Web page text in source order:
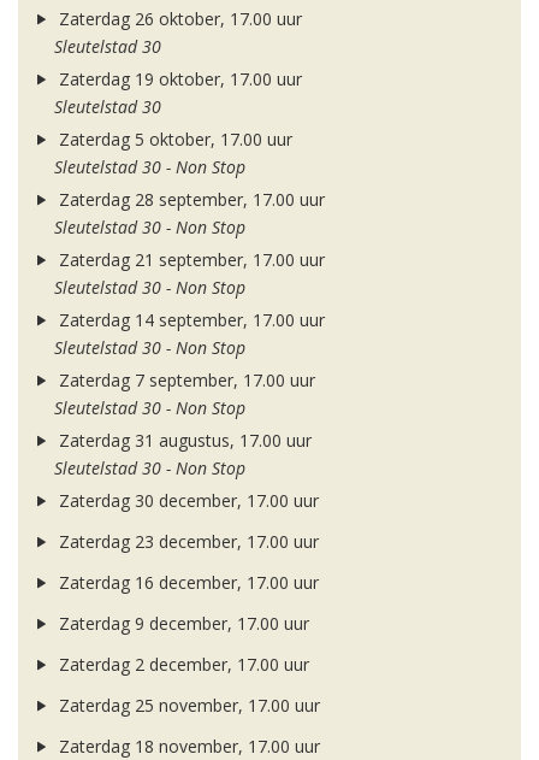
Zaterdag 26 oktober, 17.00 uur
Sleutelstad 30
Zaterdag 19 oktober, 17.00 uur
Sleutelstad 30
Zaterdag 5 oktober, 17.00 uur
Sleutelstad 30 - Non Stop
Zaterdag 28 september, 17.00 uur
Sleutelstad 30 - Non Stop
Zaterdag 21 september, 17.00 uur
Sleutelstad 30 - Non Stop
Zaterdag 14 september, 17.00 uur
Sleutelstad 30 - Non Stop
Zaterdag 7 september, 17.00 uur
Sleutelstad 30 - Non Stop
Zaterdag 31 augustus, 17.00 uur
Sleutelstad 30 - Non Stop
Zaterdag 30 december, 17.00 uur
Zaterdag 23 december, 17.00 uur
Zaterdag 16 december, 17.00 uur
Zaterdag 9 december, 17.00 uur
Zaterdag 2 december, 17.00 uur
Zaterdag 25 november, 17.00 uur
Zaterdag 18 november, 17.00 uur